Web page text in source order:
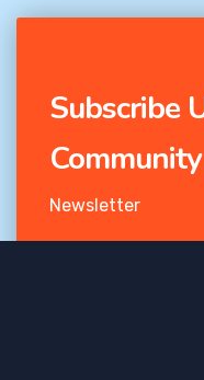
Subscribe
Community
Newsletter